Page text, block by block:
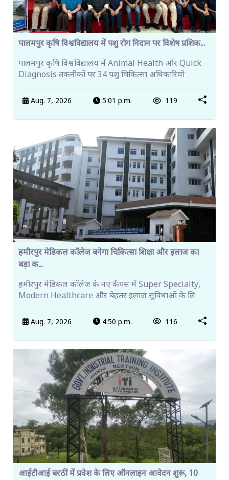
पालमपुर कृषि विश्वविद्यालय में पशु रोग निदान पर विशेष प्रशिक...
पालमपुर कृषि विश्वविद्यालय में Animal Health और Quick
Diagnosis तकनीकों पर 34 पशु चिकित्सा अधिकारियो
Aug. 7, 2026 5:01 p.m. 119
हमीरपुर मेडिकल कॉलेज बनेगा चिकित्सा शिक्षा और इलाज का
बड़ा क...
हमीरपुर मेडिकल कॉलेज के नए कैंपस में Super Specialty,
Modern Healthcare और बेहतर इलाज सुविधाओं के लि
Aug. 7, 2026 4:50 p.m. 116
आईटीआई बरठीं में प्रवेश के लिए ऑनलाइन आवेदन शुरू, 10